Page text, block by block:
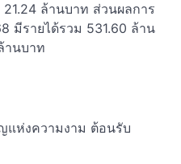
ล้านบาท ส่วนผลการ
มีรายได้รวม 531.60 ล้าน
านบาท
แห่งความงาม ต้อนรับ